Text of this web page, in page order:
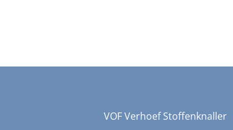
VOF Verhoef Stoffenknaller